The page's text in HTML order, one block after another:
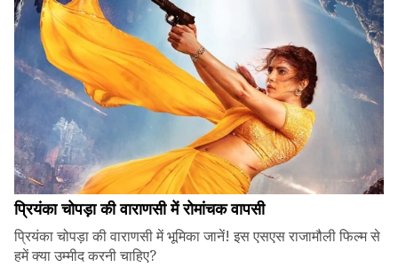
प्रियंका चोपड़ा की वाराणसी में रोमांचक वापसी
प्रियंका चोपड़ा की वाराणसी में भूमिका जानें! इस एसएस राजामौली फिल्म से
हमें क्या उम्मीद करनी चाहिए?